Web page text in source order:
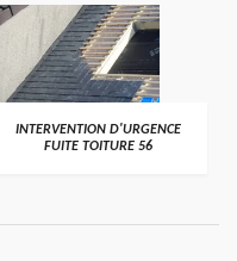
>
INTERVENTION D'URGENCE
FUITE TOITURE 56